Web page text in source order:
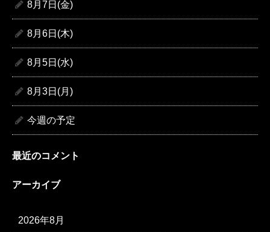
8月7日(金)
8月6日(木)
8月5日(水)
8月3日(月)
今週の予定
最近のコメント
アーカイブ
2026年8月